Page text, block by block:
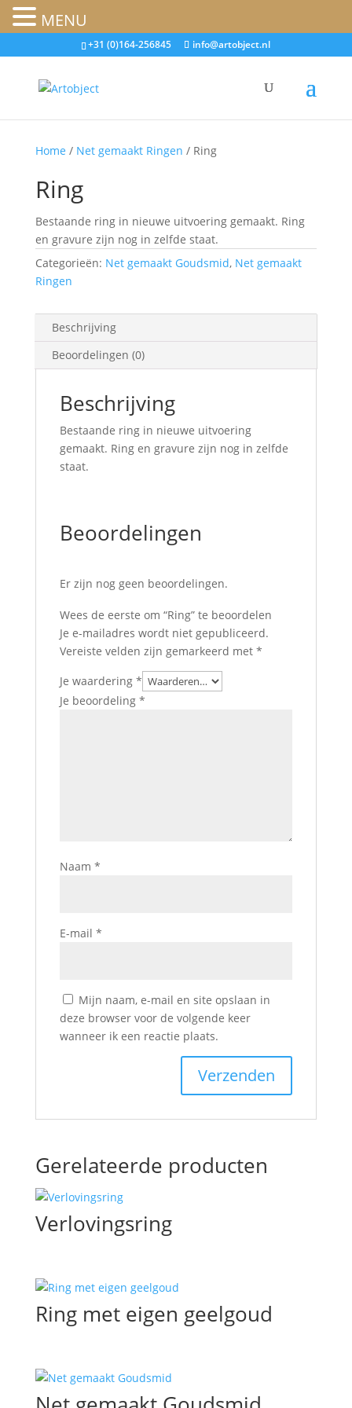
+31 (0)164-256845 info@artobject.nl
Home / Net gemaakt Ringen / Ring
Ring
Bestaande ring in nieuwe uitvoering gemaakt. Ring
en gravure zijn nog in zelfde staat.
Categorieën: Net gemaakt Goudsmid, Net gemaakt
Ringen
Beschrijving
Beoordelingen (0)
Beschrijving
Bestaande ring in nieuwe uitvoering
gemaakt. Ring en gravure zijn nog in zelfde
staat.
Beoordelingen
Er zijn nog geen beoordelingen.
Wees de eerste om “Ring” te beoordelen
Je e-mailadres wordt niet gepubliceerd.
Vereiste velden zijn gemarkeerd met *
Je waardering *
Je beoordeling *
Naam *
E-mail *
Mijn naam, e-mail en site opslaan in
deze browser voor de volgende keer
wanneer ik een reactie plaats.
Gerelateerde producten
Verlovingsring
Ring met eigen geelgoud
MENU